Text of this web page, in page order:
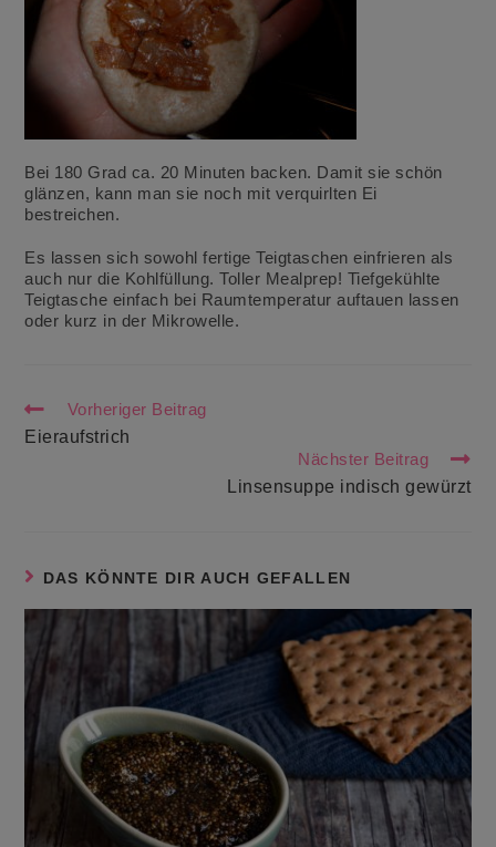
Bei 180 Grad ca. 20 Minuten backen. Damit sie schön
glänzen, kann man sie noch mit verquirlten Ei
bestreichen.
Es lassen sich sowohl fertige Teigtaschen einfrieren als
auch nur die Kohlfüllung. Toller Mealprep! Tiefgekühlte
Teigtasche einfach bei Raumtemperatur auftauen lassen
oder kurz in der Mikrowelle.
Weitere
ansehen
Vorheriger Beitrag
Eieraufstrich
Nächster Beitrag
Linsensuppe indisch gewürzt
DAS KÖNNTE DIR AUCH GEFALLEN